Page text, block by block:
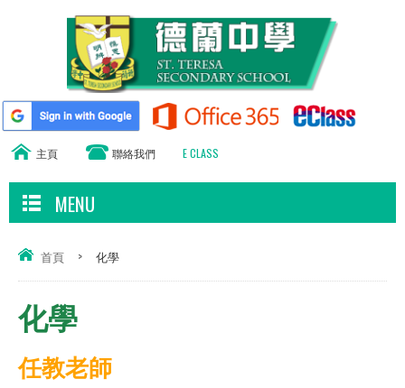
主頁 聯絡我們 E CLASS
MENU
首頁 > 化學
化學
任教老師